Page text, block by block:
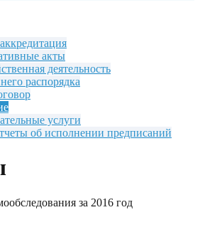
акты
деятельность
распорядка
услуги
об исполнении предписаний
за 2016 год